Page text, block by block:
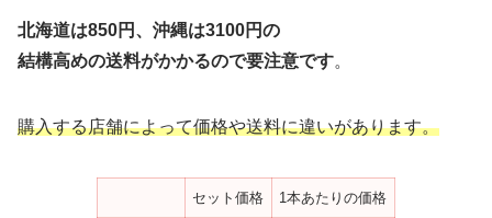
北海道は850円、沖縄は3100円の
結構高めの送料がかかるので要注意です。
購入する店舗によって価格や送料に違いがあります。
セット価格 1本あたりの価格